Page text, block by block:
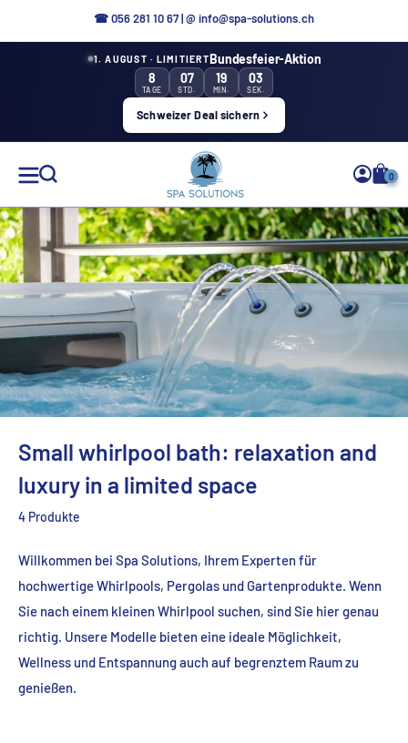
☎056 281 10 67|@ info@spa-solutions.ch
1. AUGUST · LIMITIERTBundesfeier-Aktion
8
TAGE
07
STD.
19
MIN.
02
SEK.
Schweizer Deal sichern
EN
Solutions
0
Small whirlpool bath: relaxation and
luxury in a limited space
4 Produkte
Willkommen bei Spa Solutions, Ihrem Experten für
hochwertige Whirlpools, Pergolas und Gartenprodukte. Wenn
Sie nach einem kleinen Whirlpool suchen, sind Sie hier genau
richtig. Unsere Modelle bieten eine ideale Möglichkeit,
Wellness und Entspannung auch auf begrenztem Raum zu
genießen.